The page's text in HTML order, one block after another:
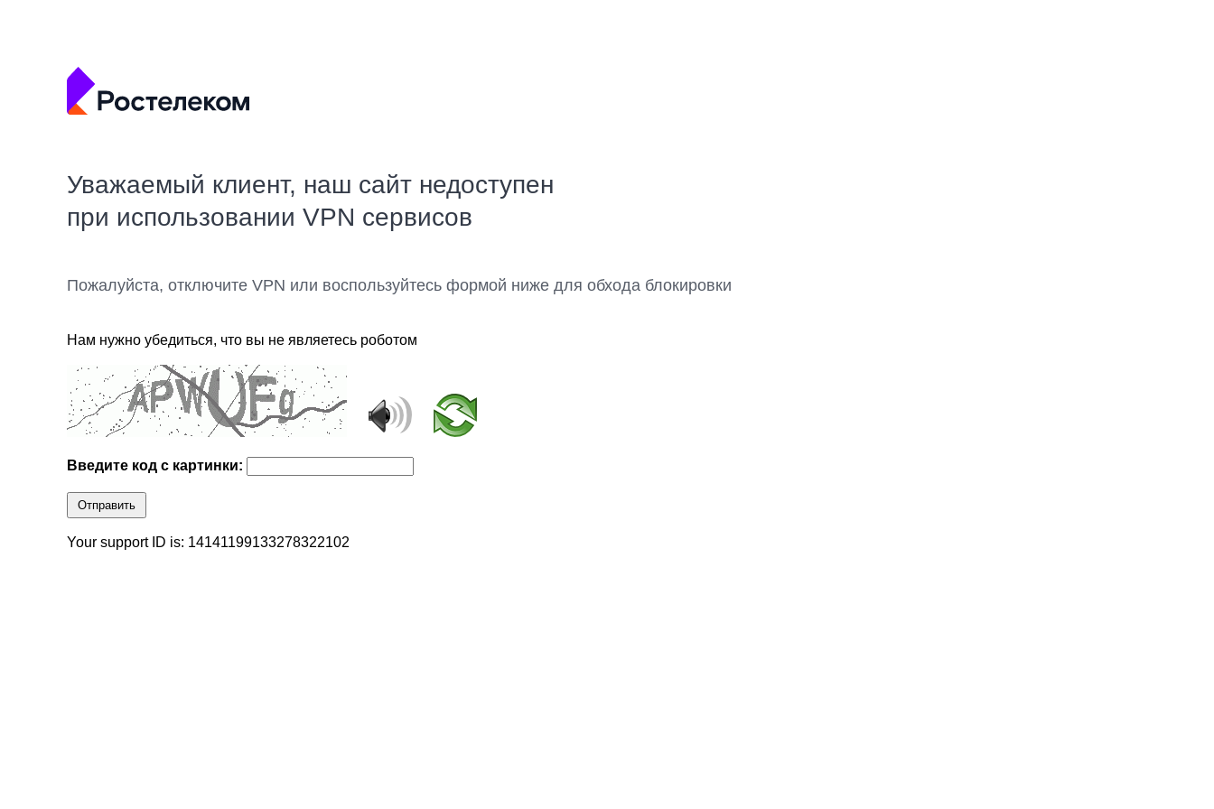
Уважаемый клиент, наш сайт недоступен
при использовании VPN сервисов
Пожалуйста, отключите VPN или воспользуйтесь формой ниже для обхода блокировки
Нам нужно убедиться, что вы не являетесь роботом
Введите код с картинки:
Отправить
Your support ID is: 14141199133278322102